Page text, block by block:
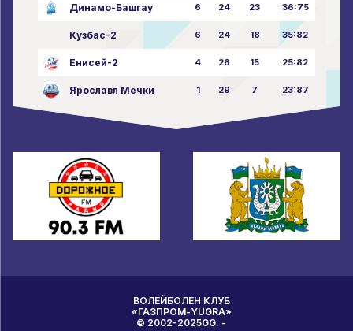
Динамо-Башгау 6 24 23 36:75
Кузбас-2 6 24 18 35:82
Енисей-2 4 26 15 25:82
Ярославл Мечки 1 29 7 23:87
ВОЛЕЙБОЛЕН КЛУБ
«ГАЗПРОМ-YUGRA»
© 2002-2025GG. -